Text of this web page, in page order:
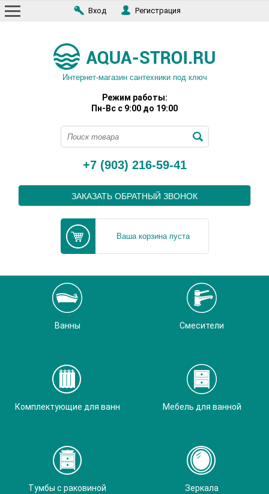
Вход Регистрация
Интернет-магазин сантехники под ключ
Режим работы:
Пн-Вс с 9:00 до 19:00
+7 (903) 216-59-41
ЗАКАЗАТЬ ОБРАТНЫЙ ЗВОНОК
Ваша корзина пуста
Ванны Смесители
Комплектующие для ванн Мебель для ванной
Тумбы с раковиной Зеркала